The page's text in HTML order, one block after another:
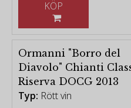
Ormanni "Borro del
Diavolo" Chianti
Riserva DOCG 2013
Typ: Rött vin